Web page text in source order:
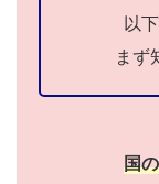
以
まず
国